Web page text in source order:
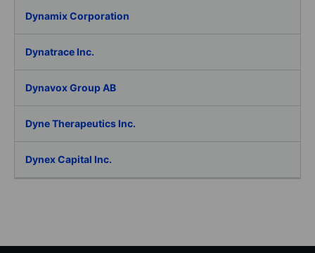
Dynamix Corporation
Dynatrace Inc.
Dynavox Group AB
Dyne Therapeutics Inc.
Dynex Capital Inc.